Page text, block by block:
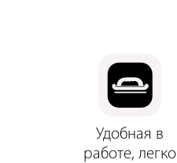
Удобная в
работе, легко